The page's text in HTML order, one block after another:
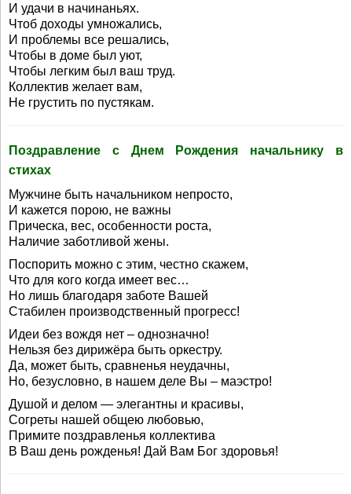
И удачи в начинаньях.
Чтоб доходы умножались,
И проблемы все решались,
Чтобы в доме был уют,
Чтобы легким был ваш труд.
Коллектив желает вам,
Не грустить по пустякам.
Поздравление с Днем Рождения начальнику в
стихах
Мужчине быть начальником непросто,
И кажется порою, не важны
Прическа, вес, особенности роста,
Наличие заботливой жены.
Поспорить можно с этим, честно скажем,
Что для кого когда имеет вес…
Но лишь благодаря заботе Вашей
Стабилен производственный прогресс!
Идеи без вождя нет – однозначно!
Нельзя без дирижёра быть оркестру.
Да, может быть, сравненья неудачны,
Но, безусловно, в нашем деле Вы – маэстро!
Душой и делом — элегантны и красивы,
Согреты нашей общею любовью,
Примите поздравленья коллектива
В Ваш день рожденья! Дай Вам Бог здоровья!